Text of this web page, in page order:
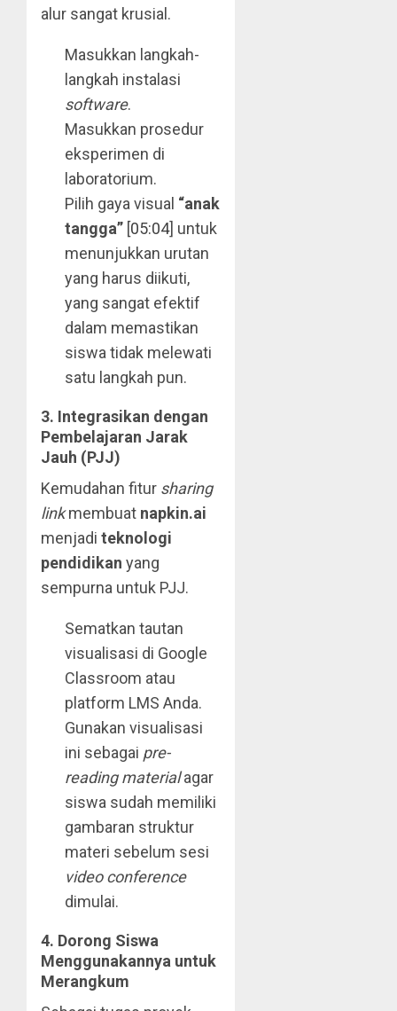
alur sangat krusial.
Masukkan langkah-
langkah instalasi
software.
Masukkan prosedur
eksperimen di
laboratorium.
Pilih gaya visual “anak
tangga” [05:04] untuk
menunjukkan urutan
yang harus diikuti,
yang sangat efektif
dalam memastikan
siswa tidak melewati
satu langkah pun.
3. Integrasikan dengan
Pembelajaran Jarak
Jauh (PJJ)
Kemudahan fitur sharing
linkmembuat napkin.ai
menjadi teknologi
pendidikan yang
sempurna untuk PJJ.
Sematkan tautan
visualisasi di Google
Classroom atau
platform LMS Anda.
Gunakan visualisasi
ini sebagai pre-
reading materialagar
siswa sudah memiliki
gambaran struktur
materi sebelum sesi
video conference
dimulai.
4. Dorong Siswa
Menggunakannya untuk
Merangkum